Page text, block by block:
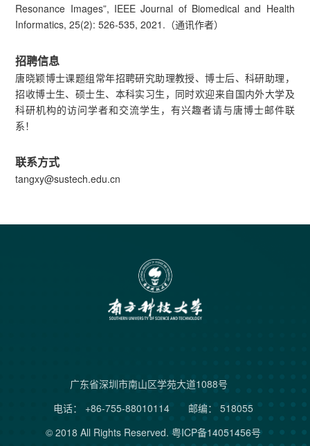
Resonance Images”, IEEE Journal of Biomedical and Health
Informatics, 25(2): 526-535, 2021.（通讯作者）
招聘信息
唐晓颖博士课题组常年招聘研究助理教授、博士后、科研助理，
招收博士生、硕士生、本科实习生，同时欢迎来自国内外大学及
科研机构的访问学者和交流学生，有兴趣者请与唐博士邮件联
系！
联系方式
tangxy@sustech.edu.cn
广东省深圳市南山区学苑大道1088号
电话： +86-755-88010114
邮编： 518055
© 2018 All Rights Reserved. 粤ICP备14051456号